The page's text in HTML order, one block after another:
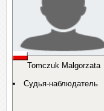
Tomczuk Malgorzata
Судья-наблюдатель